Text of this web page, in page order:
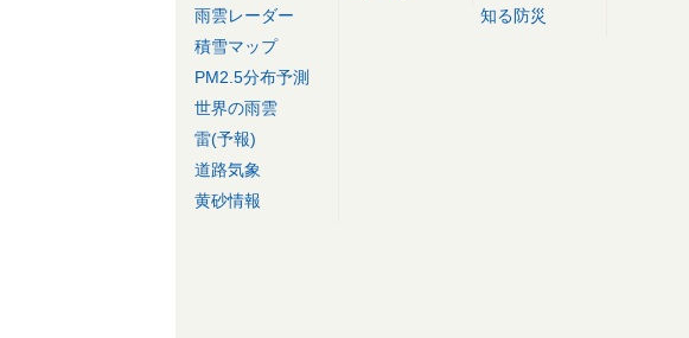
雨雲レーダー
積雪マップ
PM2.5分布予測
世界の雨雲
雷(予報)
道路気象
黄砂情報
知る防災